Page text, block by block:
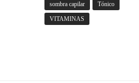
sombra capilar Tónico
VITAMINAS